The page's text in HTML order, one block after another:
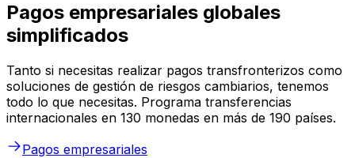
Pagos empresariales globales
simplificados
Tanto si necesitas realizar pagos transfronterizos como
soluciones de gestión de riesgos cambiarios, tenemos
todo lo que necesitas. Programa transferencias
internacionales en 130 monedas en más de 190 países.
Pagos empresariales